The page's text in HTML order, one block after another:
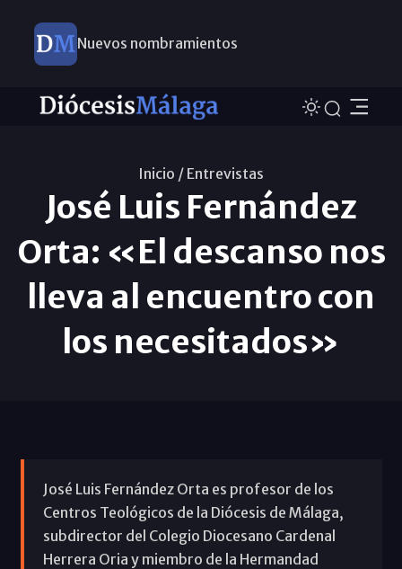
Nuevos nombramientos
Inicio / Entrevistas
José Luis Fernández
Orta: «El descanso nos
lleva al encuentro con
los necesitados»
José Luis Fernández Orta es profesor de los
Centros Teológicos de la Diócesis de Málaga,
subdirector del Colegio Diocesano Cardenal
Herrera Oria y miembro de la Hermandad